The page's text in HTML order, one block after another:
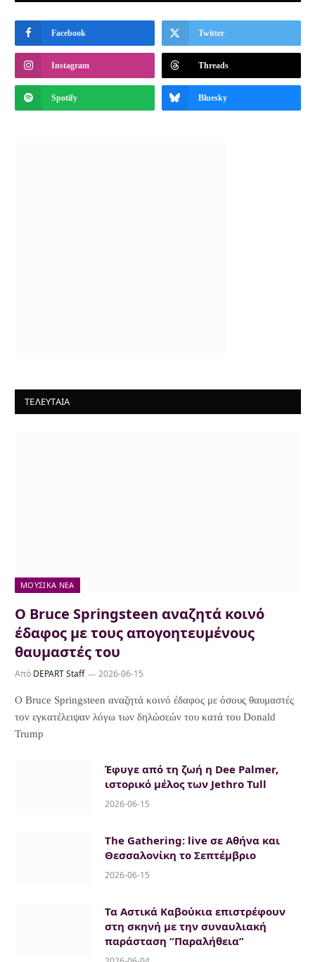
Facebook Twitter
Instagram Threads
Spotify Bluesky
ΤΕΛΕΥΤΑΙΑ
ΜΟΥΣΙΚΆ ΝΈΑ
Ο Bruce Springsteen αναζητά κοινό
έδαφος με τους απογοητευμένους
θαυμαστές του
Από DEPART Staff 2026-06-15
Ο Bruce Springsteen αναζητά κοινό έδαφος με όσους θαυμαστές
τον εγκατέλειψαν λόγω των δηλώσεών του κατά του Donald
Trump
Έφυγε από τη ζωή η Dee Palmer,
ιστορικό μέλος των Jethro Tull
2026-06-15
The Gathering: live σε Αθήνα και
Θεσσαλονίκη το Σεπτέμβριο
2026-06-15
Τα Αστικά Καβούκια επιστρέφουν
στη σκηνή με την συναυλιακή
παράσταση “Παραλήθεια”